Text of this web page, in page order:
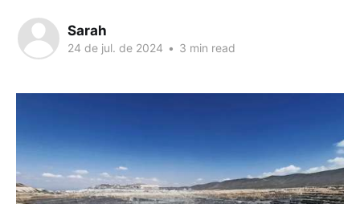
Sarah
24 de jul. de 2024 • 3 min read